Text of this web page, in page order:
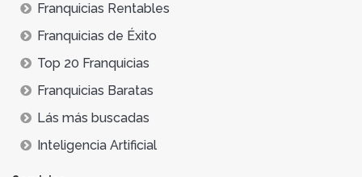
Franquicias Rentables
Franquicias de Éxito
Top 20 Franquicias
Franquicias Baratas
Lás más buscadas
Inteligencia Artificial